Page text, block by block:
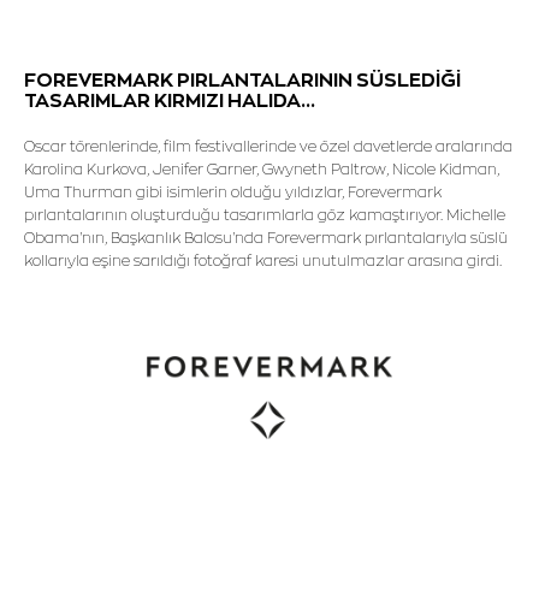
FOREVERMARK PIRLANTALARININ SÜSLEDİĞİ
TASARIMLAR KIRMIZI HALIDA...
Oscar törenlerinde, film festivallerinde ve özel davetlerde aralarında
Karolina Kurkova, Jenifer Garner, Gwyneth Paltrow, Nicole Kidman,
Uma Thurman gibi isimlerin olduğu yıldızlar, Forevermark
pırlantalarının oluşturduğu tasarımlarla göz kamaştırıyor. Michelle
Obama'nın, Başkanlık Balosu'nda Forevermark pırlantalarıyla süslü
kollarıyla eşine sarıldığı fotoğraf karesi unutulmazlar arasına girdi.